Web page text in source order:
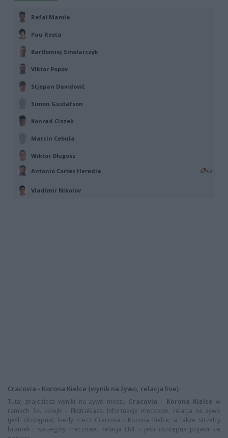
Rafał Mamla
Pau Resta
Bartłomiej Smolarczyk
Viktor Popov
Stjepan Davidović
Simon Gustafson
Konrad Ciszek
Marcin Cebula
Wiktor Długosz
Antonio Cortes Heredia 69
Vladimir Nikolov
Cracovia - Korona Kielce (wynik na żywo, relacja live)
Tutaj znajdziesz wyniki na żywo meczu Cracovia - Korona Kielce w
ramach 34. kolejki - Ekstraklasa. Informacje meczowe, relacja na żywo
(jeśli dostępna), kiedy mecz Cracovia - Korona Kielce, a także strzelcy
bramek i szczegóły meczowe. Relacja LIVE - jeśli dostępna pojawi się